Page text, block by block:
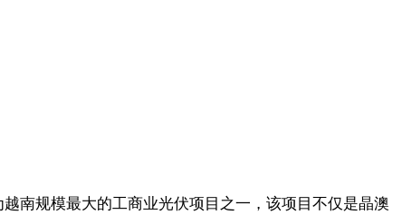
南规模最大的工商业光伏项目之一，该项目不仅是晶澳